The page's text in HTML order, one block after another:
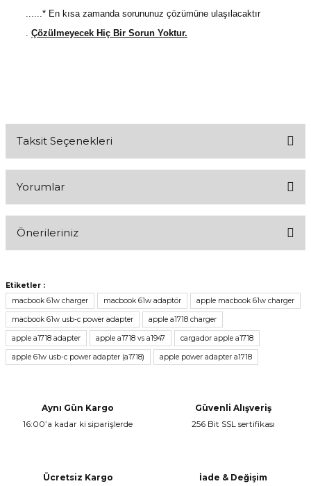
......* En kısa zamanda sorununuz çözümüne ulaşılacaktır
. Çözülmeyecek Hiç Bir Sorun Yoktur.
Taksit Seçenekleri
Yorumlar
Önerileriniz
tarafımıza iletebilirsiniz.
Görüş ve önerileriniz için teşekkür ederiz.
Ürün resmi kalitesiz, bozuk veya görüntülenemiyor.
Ürün açıklamasında eksik bilgiler bulunuyor.
Etiketler :
macbook 61w charger
macbook 61w adaptör apple macbook 61w charger
macbook 61w usb-c power adapter apple a1718 charger
apple a1718 adapter apple a1718 vs a1947 cargador apple a1718
apple 61w usb-c power adapter (a1718) apple power adapter a1718
Aynı Gün Kargo
16:00’a kadar ki siparişlerde
Güvenli Alışveriş
256 Bit SSL sertifikası
Ücretsiz Kargo
İade & Değişim